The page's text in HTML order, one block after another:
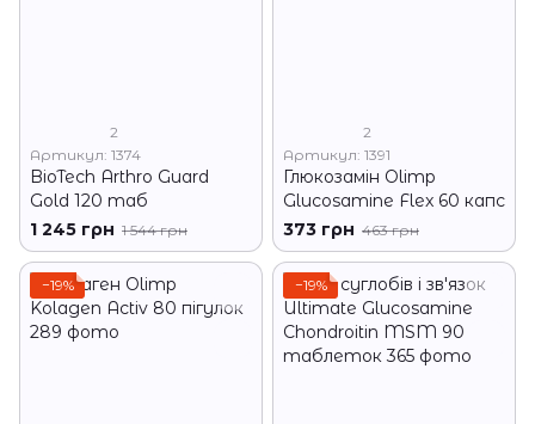
2
Артикул: 1374
BioTech Arthro Guard
Gold 120 таб
1 245 грн 1 544 грн
2
Артикул: 1391
Глюкозамін Olimp
Glucosamine Flex 60 капс
373 грн 463 грн
−19% −19%